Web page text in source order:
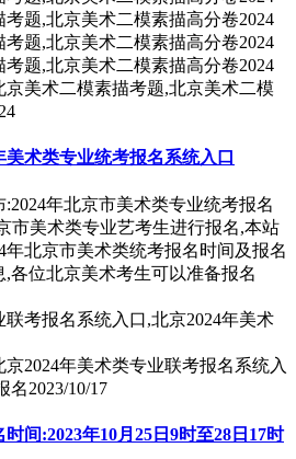
京美术二模素描考题,北京美术二模
美术类专业统考报名系统入口
年北京市美术类专业统考报名
市美术类专业艺考生进行报名,本站
年北京市美术类统考报名时间及报名
各位北京美术考生可以准备报名
京2024年美术类专业联考报名系统入
名2023/10/17
间:2023年10月25日9时至28日17时